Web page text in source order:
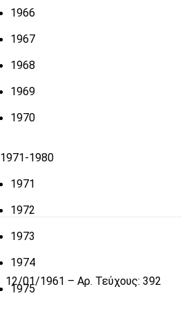
1966
1967
1968
1969
1970
1971-1980
1971
1972
1973
1974
1975
12/01/1961 – Αρ. Τεύχους: 392